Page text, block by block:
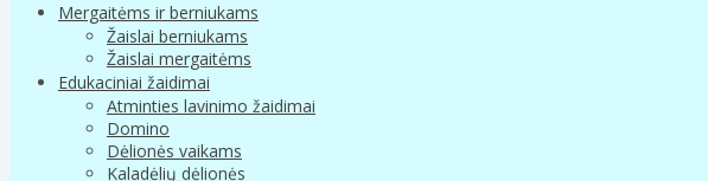
Mergaitėms ir berniukams
Žaislai berniukams
Žaislai mergaitėms
Edukaciniai žaidimai
Atminties lavinimo žaidimai
Domino
Dėlionės vaikams
Kaladėlių dėlionės